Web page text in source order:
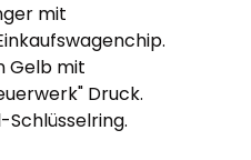
mit
Gelb mit
Druck.